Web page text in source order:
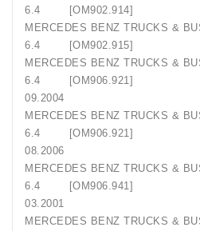
6.4 [OM902.914]
MERCEDES BENZ
6.4 [OM902.915]
MERCEDES BENZ
6.4 [OM906.921]
09.2004
MERCEDES BENZ
6.4 [OM906.921]
08.2006
MERCEDES BENZ
6.4 [OM906.941]
03.2001
MERCEDES BENZ